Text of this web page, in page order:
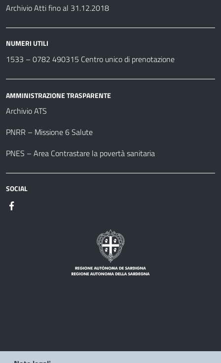
Archivio Atti fino al 31.12.2018
NUMERI UTILI
1533 – 0782 490315 Centro unico di prenotazione
AMMINISTRAZIONE TRASPARENTE
Archivio ATS
PNRR – Missione 6 Salute
PNES – Area Contrastare la povertà sanitaria
SOCIAL